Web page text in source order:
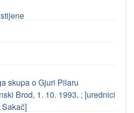
skupa o Gjuri Pilaru
Brod, 1. 10. 1993. ; [urednici